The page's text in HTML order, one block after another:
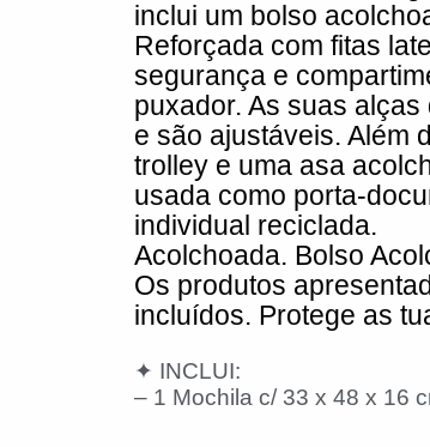
inclui um bolso
Reforçada com fitas
segurança e
puxador. As suas
e são ajustáveis. Além
trolley e uma asa
usada como porta-
individual reciclada.
Acolchoada. Bolso
Os produtos
incluídos. Protege as
✦ INCLUI:
– 1 Mochila c/ 33 x 48 x 16